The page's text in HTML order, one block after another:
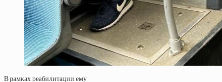
В рамках реабилитации ему